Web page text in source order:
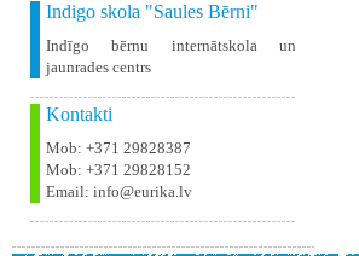
Indigo skola "Saules Bērni"
Indīgo bērnu internātskola un
jaunrades centrs
Kontakti
Mob: +371 29828387
Mob: +371 29828152
Email: info@eurika.lv